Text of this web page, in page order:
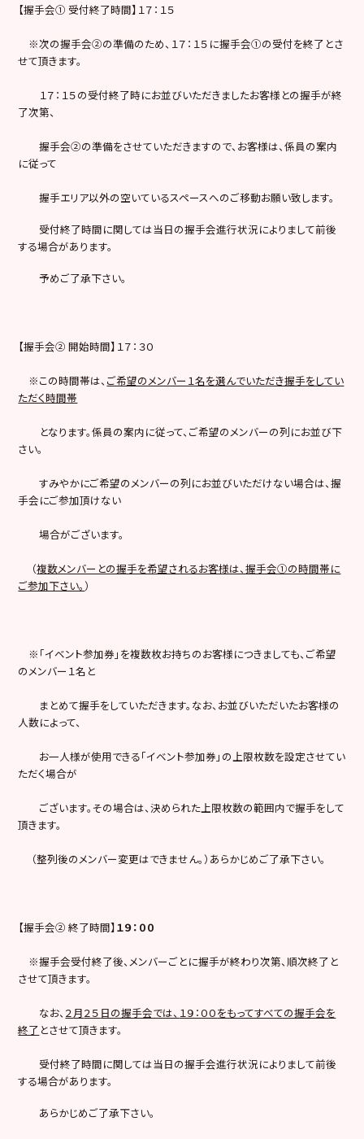
【握手会① 受付終了時間】１７：１５
※次の握手会②の準備のため、１７：１５に握手会①の受付を終了とさ
せて頂きます。
１７：１５の受付終了時にお並びいただきましたお客様との握手が終
了次第、
握手会②の準備をさせていただきますので、お客様は、係員の案内
に従って
握手エリア以外の空いているスペースへのご移動お願い致します。
受付終了時間に関しては当日の握手会進行状況によりまして前後
する場合があります。
予めご了承下さい。
【握手会② 開始時間】１７：３０
※この時間帯は、 ご希望のメンバー１名を選んでいただき握手をしてい
ただく時間帯
となります。係員の案内に従って、ご希望のメンバーの列にお並び下
さい。
すみやかにご希望のメンバーの列にお並びいただけない場合は、握
手会にご参加頂けない
場合がございます。
（複数メンバーとの握手を希望されるお客様は、握手会①の時間帯に
ご参加下さい。 ）
※「イベント参加券」を複数枚お持ちのお客様につきましても、ご希望
のメンバー１名と
まとめて握手をしていただきます。なお、お並びいただいたお客様の
人数によって、
お一人様が使用できる「イベント参加券」の上限枚数を設定させてい
ただく場合が
ございます。その場合は、決められた上限枚数の範囲内で握手をして
頂きます。
（整列後のメンバー変更はできません。）あらかじめご了承下さい。
【握手会② 終了時間】１９： ００
※握手会受付終了後、メンバーごとに握手が終わり次第、順次終了と
させて頂きます。
なお、 ２ 月２５ 日の握手会では、 １９：００をもってすべての握手会を
終了 とさせて頂きます。
受付終了時間に関しては当日の握手会進行状況によりまして前後
する場合があります。
あらかじめご了承下さい。